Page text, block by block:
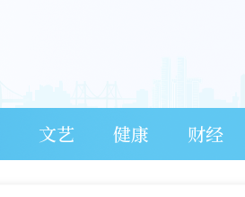
文艺 健康 财经